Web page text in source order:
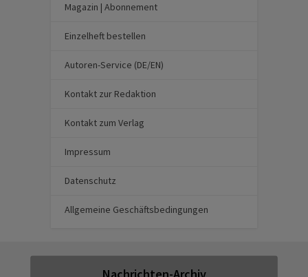
Magazin | Abonnement
Einzelheft bestellen
Autoren-Service (DE/EN)
Kontakt zur Redaktion
Kontakt zum Verlag
Impressum
Datenschutz
Allgemeine Geschäftsbedingungen